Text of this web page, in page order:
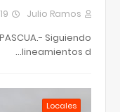
Julio Ramos
7/
Siguiendo
lineamientos d…
Locales